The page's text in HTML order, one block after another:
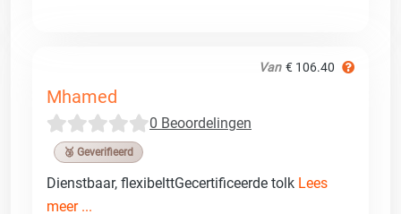
Van € 106.40
Mhamed
0 Beoordelingen
🥉 Geverifieerd
Dienstbaar, flexibelttGecertificeerde tolk Lees
meer ...